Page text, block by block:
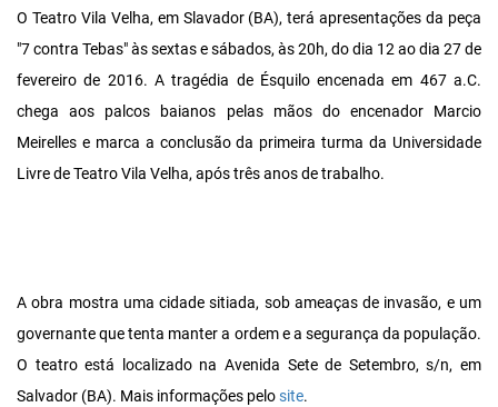
O Teatro Vila Velha, em Slavador (BA), terá apresentações da peça
"7 contra Tebas" às sextas e sábados, às 20h, do dia 12 ao dia 27 de
fevereiro de 2016. A tragédia de Ésquilo encenada em 467 a.C.
chega aos palcos baianos pelas mãos do encenador Marcio
Meirelles e marca a conclusão da primeira turma da Universidade
Livre de Teatro Vila Velha, após três anos de trabalho.
A obra mostra uma cidade sitiada, sob ameaças de invasão, e um
governante que tenta manter a ordem e a segurança da população.
O teatro está localizado na Avenida Sete de Setembro, s/n, em
Salvador (BA). Mais informações pelosite.